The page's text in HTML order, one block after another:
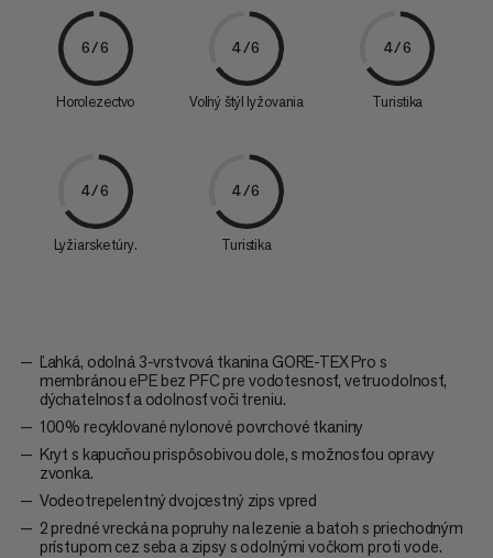
6/6
Horolezectvo
4/6
Voľný štýl lyžovania
4/6
Turistika
4/6
Lyžiarske túry.
4/6
Turistika
Ľahká, odolná 3-vrstvová tkanina GORE-TEX Pro s
membránou ePE bez PFC pre vodotesnosť, vetruodolnosť,
dýchatelnosť a odolnosť voči treniu.
100% recyklované nylonové povrchové tkaniny
Kryt s kapucňou prispôsobivou dole, s možnosťou opravy
zvonka.
Vodeotrepelentný dvojcestný zips vpred
2 predné vrecká na popruhy na lezenie a batoh s priechodným
prístupom cez seba a zipsy s odolnými vočkom proti vode.